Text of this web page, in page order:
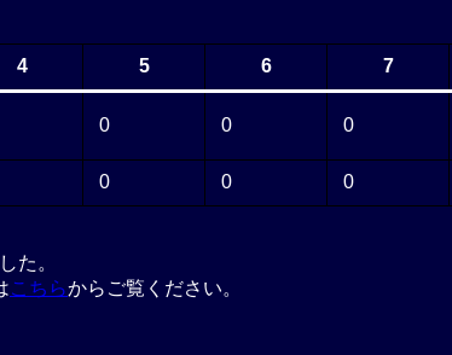
4 5 6 7
0 0 0
0 0 0
た。
こちらからご覧ください。